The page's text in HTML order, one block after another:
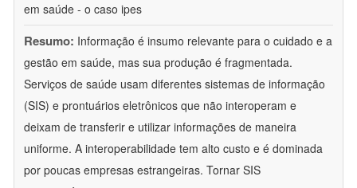
em saúde - o caso ipes
Resumo: Informação é insumo relevante para o cuidado e a
gestão em saúde, mas sua produção é fragmentada.
Serviços de saúde usam diferentes sistemas de informação
(SIS) e prontuários eletrônicos que não interoperam e
deixam de transferir e utilizar informações de maneira
uniforme. A interoperabilidade tem alto custo e é dominada
por poucas empresas estrangeiras. Tornar SIS